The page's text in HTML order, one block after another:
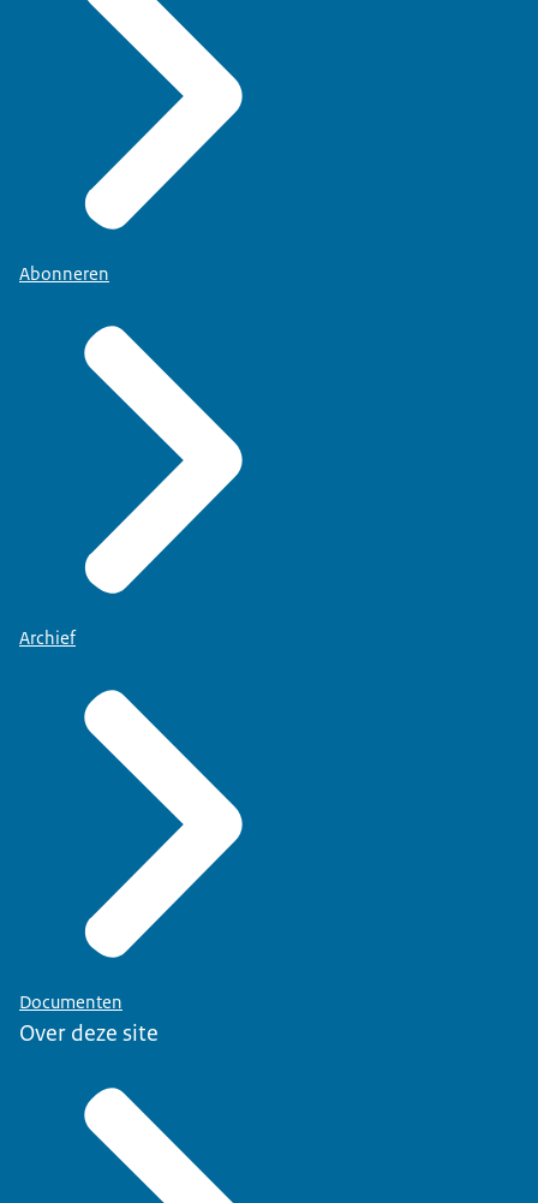
Abonneren
Archief
Documenten
Over deze site